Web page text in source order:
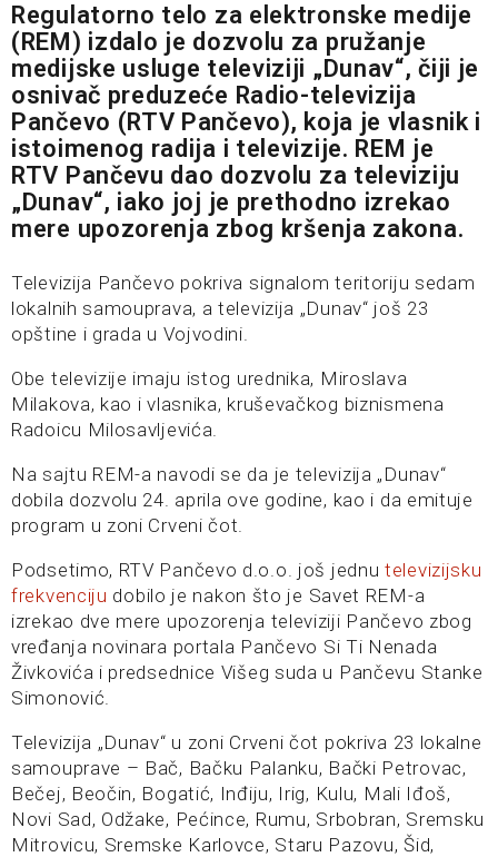
Regulatorno telo za elektronske medije
(REM) izdalo je dozvolu za pružanje
medijske usluge televiziji „Dunav“, čiji je
osnivač preduzeće Radio-televizija
Pančevo (RTV Pančevo), koja je vlasnik i
istoimenog radija i televizije. REM je
RTV Pančevu dao dozvolu za televiziju
„Dunav“, iako joj je prethodno izrekao
mere upozorenja zbog kršenja zakona.
Televizija Pančevo pokriva signalom teritoriju sedam
lokalnih samouprava, a televizija „Dunav“ još 23
opštine i grada u Vojvodini.
Obe televizije imaju istog urednika, Miroslava
Milakova, kao i vlasnika, kruševačkog biznismena
Radoicu Milosavljevića.
Na sajtu REM-a navodi se da je televizija „Dunav“
dobila dozvolu 24. aprila ove godine, kao i da emituje
program u zoni Crveni čot.
Podsetimo, RTV Pančevo d.o.o. još jednu televizijsku
frekvenciju dobilo je nakon što je Savet REM-a
izrekao dve mere upozorenja televiziji Pančevo zbog
vređanja novinara portala Pančevo Si Ti Nenada
Živkovića i predsednice Višeg suda u Pančevu Stanke
Simonović.
Televizija „Dunav“ u zoni Crveni čot pokriva 23 lokalne
samouprave – Bač, Bačku Palanku, Bački Petrovac,
Bečej, Beočin, Bogatić, Inđiju, Irig, Kulu, Mali Iđoš,
Novi Sad, Odžake, Pećince, Rumu, Srbobran, Sremsku
Mitrovicu, Sremske Karlovce, Staru Pazovu, Šid,